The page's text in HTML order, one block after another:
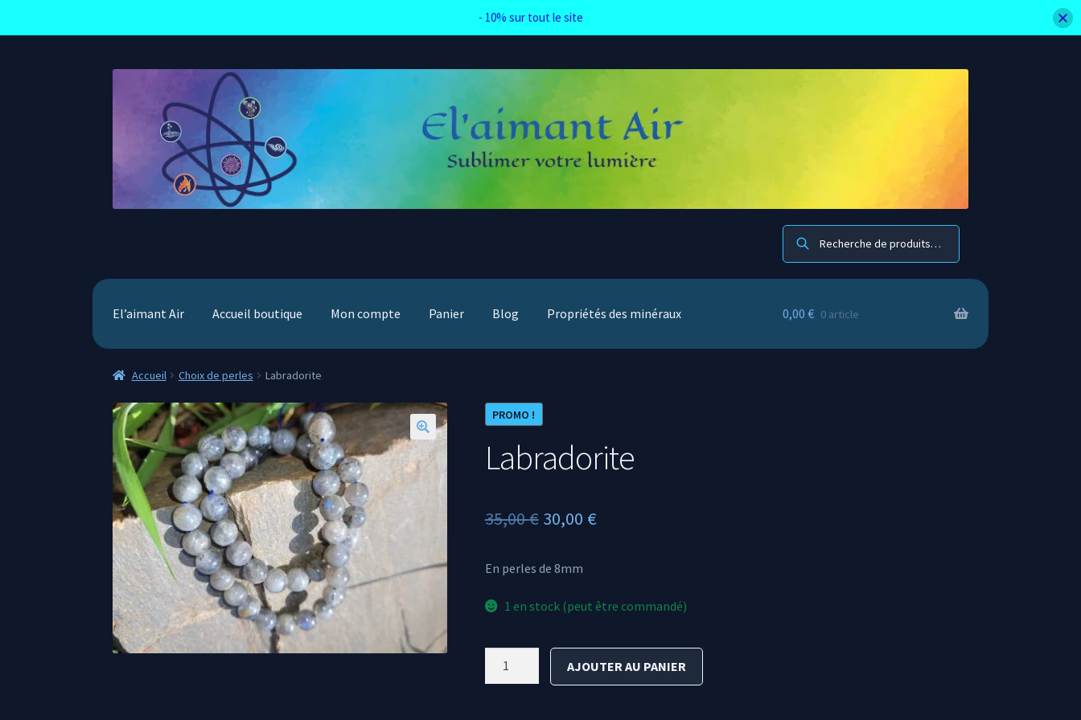
navigation
Recherche
El’aimant Air Accueil boutique Mon compte Panier Blog Propriétés des minéraux 0,00 € 0 article
Accueil Choix de perles Labradorite
PROMO !
Labradorite
35,00€ Le
initial
était :
30,00 €Le
est :
En perles de 8mm
1 en stock (peut être commandé)
AJOUTER AU PANIER
- 10% sur tout le site